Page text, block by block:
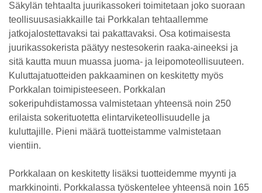
Säkylän tehtaalta juurikassokeri toimitetaan joko suoraan
teollisuusasiakkaille tai Porkkalan tehtaallemme
jatkojalostettavaksi tai pakattavaksi. Osa kotimaisesta
juurikassokerista päätyy nestesokerin raaka-aineeksi ja
sitä kautta muun muassa juoma- ja leipomoteollisuuteen.
Kuluttajatuotteiden pakkaaminen on keskitetty myös
Porkkalan toimipisteeseen. Porkkalan
sokeripuhdistamossa valmistetaan yhteensä noin 250
erilaista sokerituotetta elintarviketeollisuudelle ja
kuluttajille. Pieni määrä tuotteistamme valmistetaan
vientiin.
Porkkalaan on keskitetty lisäksi tuotteidemme myynti ja
markkinointi. Porkkalassa työskentelee yhteensä noin 165